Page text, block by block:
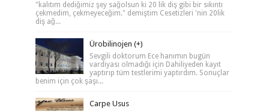
"kalıtım dediğimiz şey sağolsun ki 20 lik diş gibi bir sıkıntı
çekmedim, çekmeyeceğim." demiştim Cesetizleri 'nin 20lik
diş ağ...
Ürobilinojen (+)
Sevgili doktorum Ece hanımın bugün
vardiyası olmadığı için Dahiliyeden kayıt
yaptırıp tüm testlerimi yaptırdım. Sonuçlar
benim için çok şaşı...
Carpe Usus